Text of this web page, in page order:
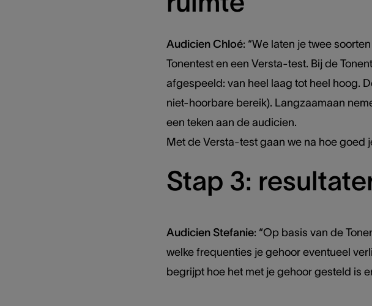
Audicien Chloé: “We laten je twee
Tonentest en een Versta-test. Bij de
afgespeeld: van heel laag tot heel hoog.
niet-hoorbare bereik). Langzaamaan
een teken aan de audicien.
Met de Versta-test gaan we na hoe goed
Stap 3:
Audicien Stefanie: “Op basis van de
welke frequenties je gehoor eventueel
begrijpt hoe het met je gehoor gesteld is